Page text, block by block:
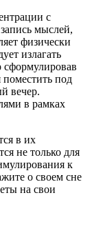
с
мыслей,
физически
излагать
сформулировав
поместить под
вечер.
в рамках
в их
не только для
к
о своем сне
на свои